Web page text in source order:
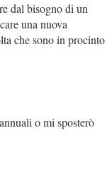
dal bisogno di un
una nuova
che sono in procinto
o mi sposterò